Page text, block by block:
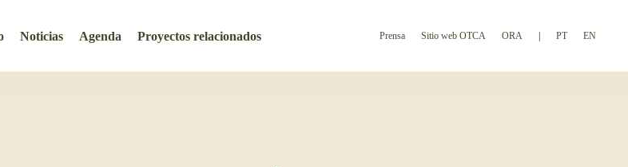
Noticias Agenda Proyectos relacionados Prensa Sitio web OTCA ORA PT EN